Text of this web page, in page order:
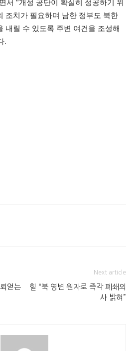
서 “개성 공단이 확실히 성공하기 위
조치가 필요하며 남한 정부도 북한
내릴 수 있도록 주변 여건을 조성해
.
얻는
Next article
힐 “북 영변 원자로 즉각 폐쇄의
사 밝혀”